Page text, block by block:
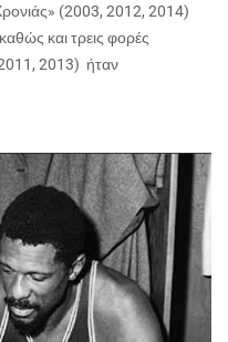
(2003, 2012, 2014)
και τρεις φορές
2013) ήταν